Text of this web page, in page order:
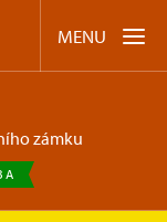
MENU
zámku